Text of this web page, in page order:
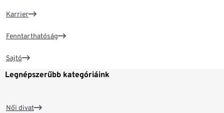
Karrier
Fenntarthatóság
Sajtó
Legnépszerűbb kategóriáink
Női divat